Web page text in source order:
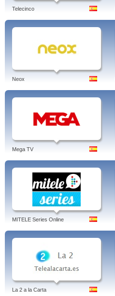
Telecinco
Neox
Mega TV
MITELE Series Online
La 2 a la Carta